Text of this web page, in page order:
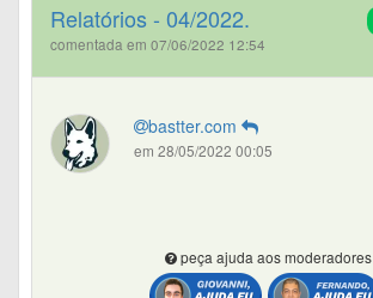
Relatórios - 04/2022.
comentada em 07/06/2022 12:54
bastter.com
em 28/05/2022 00:05
peça ajuda aos moderadores